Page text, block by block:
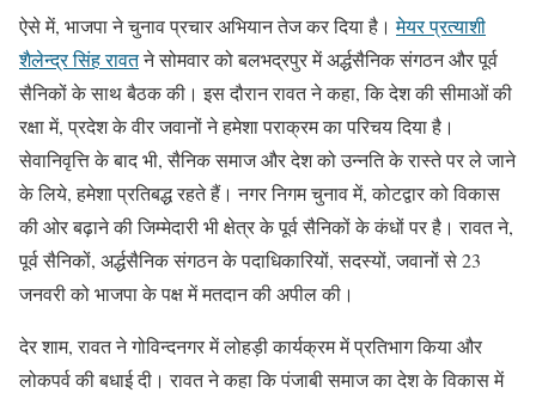
ऐसे में, भाजपा ने चुनाव प्रचार अभियान तेज कर दिया है।मेयर प्रत्याशी
शैलेन्द्र सिंह रावतने सोमवार को बलभद्रपुर में अर्द्धसैनिक संगठन और पूर्व
सैनिकों के साथ बैठक की। इस दौरान रावत ने कहा, कि देश की सीमाओं की
रक्षा में, प्रदेश के वीर जवानों ने हमेशा पराक्रम का परिचय दिया है।
सेवानिवृत्ति के बाद भी, सैनिक समाज और देश को उन्नति के रास्ते पर ले जाने
के लिये, हमेशा प्रतिबद्ध रहते हैं। नगर निगम चुनाव में, कोटद्वार को विकास
की ओर बढ़ाने की जिम्मेदारी भी क्षेत्र के पूर्व सैनिकों के कंधों पर है। रावत ने,
पूर्व सैनिकों, अर्द्धसैनिक संगठन के पदाधिकारियों, सदस्यों, जवानों से 23
जनवरी को भाजपा के पक्ष में मतदान की अपील की।
देर शाम, रावत ने गोविन्दनगर में लोहड़ी कार्यक्रम में प्रतिभाग किया और
लोकपर्व की बधाई दी। रावत ने कहा कि पंजाबी समाज का देश के विकास में